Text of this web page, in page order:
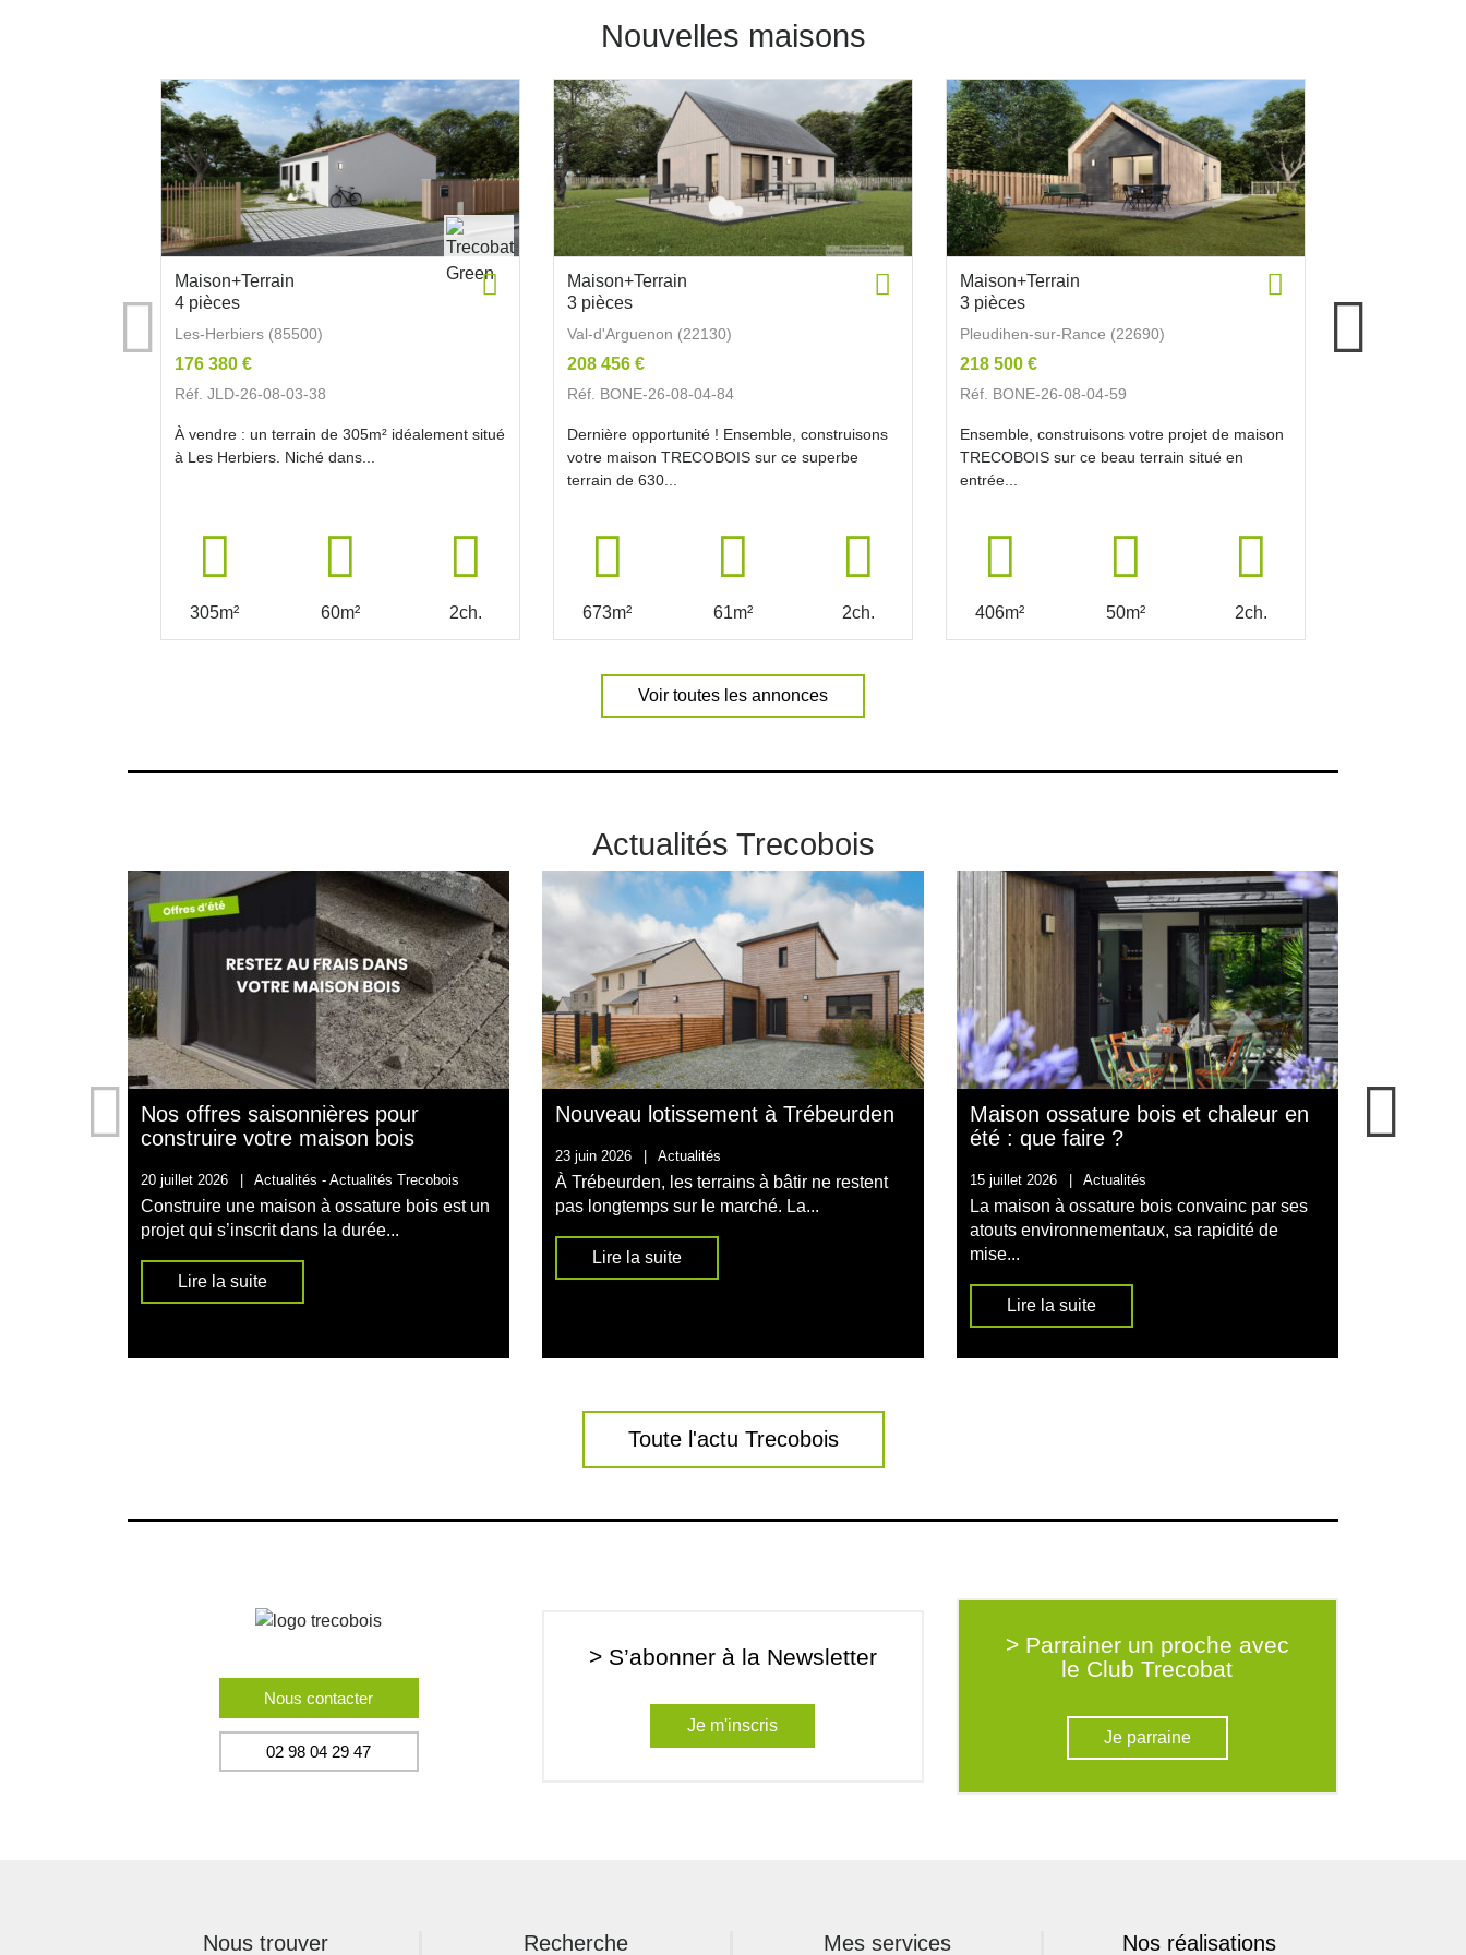
Nouvelles maisons
Maison+Terrain
4 pièces
Les-Herbiers (85500)
176 380 €
Réf. JLD-26-08-03-38
À vendre : un terrain de 305m² idéalement situé
à Les Herbiers. Niché dans...
305m² 60m² 2ch.
Maison+Terrain
3 pièces
Val-d'Arguenon (22130)
208 456 €
Réf. BONE-26-08-04-84
Dernière opportunité ! Ensemble, construisons
votre maison TRECOBOIS sur ce superbe
terrain de 630...
673m² 61m² 2ch.
Maison+Terrain
3 pièces
Pleudihen-sur-Rance (22690)
218 500 €
Réf. BONE-26-08-04-59
Ensemble, construisons votre projet de maison
TRECOBOIS sur ce beau terrain situé en
entrée...
406m² 50m² 2ch.
3 pièces
Voir toutes les annonces
Actualités Trecobois
Nos offres saisonnières pour
construire votre maison bois
20 juillet 2026 Actualités - Actualités Trecobois
Construire une maison à ossature bois est un
projet qui s’inscrit dans la durée...
Lire la suite
Nouveau lotissement à Trébeurden
23 juin 2026 Actualités
À Trébeurden, les terrains à bâtir ne restent
pas longtemps sur le marché. La...
Lire la suite
Maison ossature bois et chaleur en
été : que faire ?
15 juillet 2026 Actualités
La maison à ossature bois convainc par ses
atouts environnementaux, sa rapidité de
mise...
Lire la suite
Toute l'actu Trecobois
Nous contacter
02 98 04 29 47
> S’abonner à la Newsletter
Je m'inscris
> Parrainer un proche avec
le Club Trecobat
Je parraine
Nous trouver Recherche Mes services Nos réalisations